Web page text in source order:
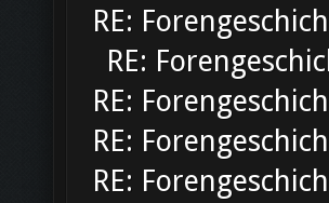
RE:
RE:
RE:
RE:
RE: